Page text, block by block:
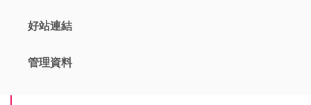
好站連結
管理資料